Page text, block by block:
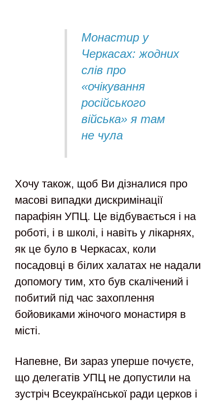
Монастир у
Черкасах: жодних
слів про
«очікування
російського
війська» я там
не чула
Хочу також, щоб Ви дізналися про
масові випадки дискримінації
парафіян УПЦ. Це відбувається і на
роботі, і в школі, і навіть у лікарнях,
як це було в Черкасах, коли
посадовці в білих халатах не надали
допомогу тим, хто був скалічений і
побитий під час захоплення
бойовиками жіночого монастиря в
місті.
Напевне, Ви зараз уперше почуєте,
що делегатів УПЦ не допустили на
зустріч Всеукраїнської ради церков і